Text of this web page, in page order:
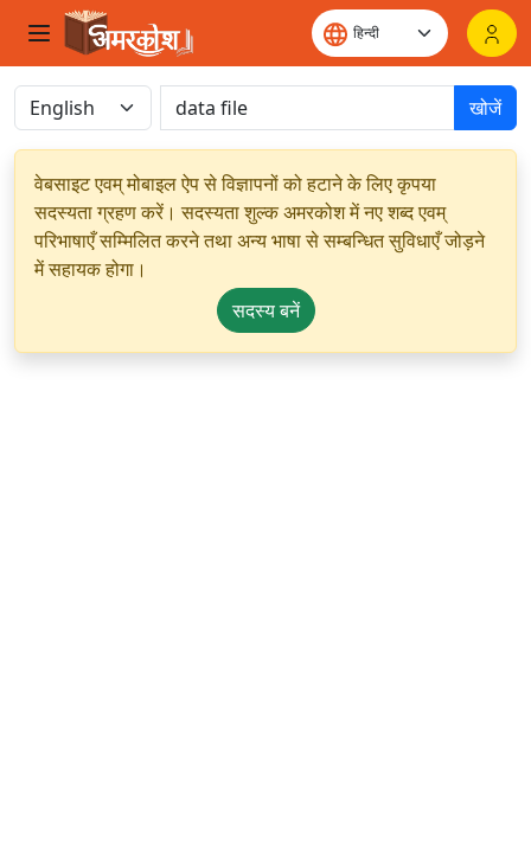
खोजें
वेबसाइट एवम् मोबाइल ऐप से विज्ञापनों को हटाने के लिए कृपया
सदस्यता ग्रहण करें। सदस्यता शुल्क अमरकोश में नए शब्द एवम्
परिभाषाएँ सम्मिलित करने तथा अन्य भाषा से सम्बन्धित सुविधाएँ जोड़ने
में सहायक होगा।
सदस्य बनें